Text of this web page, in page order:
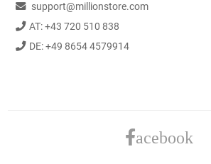
support@millionstore.com
AT: +43 720 510 838
DE: +49 8654 4579914
acebook